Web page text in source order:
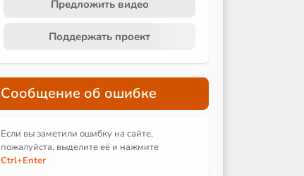
Предложить видео
Поддержать проект
Сообщение об ошибке
Если вы заметили ошибку на сайте,
пожалуйста, выделите её и нажмите
Ctrl+Enter